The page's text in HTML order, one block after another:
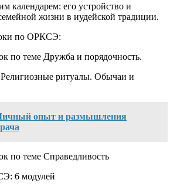
календарем: его устройство и
жизни в иудейской традиции.
по ОРКСЭ:
по теме Дружба и порядочность.
ритуалы. Обычаи и
опыт и размышления
по теме Справедливость
6 модулей